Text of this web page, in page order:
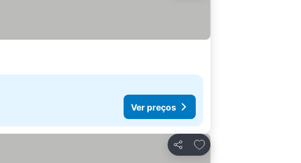
Ver preços
Partilhar
Adicionar aos favoritos